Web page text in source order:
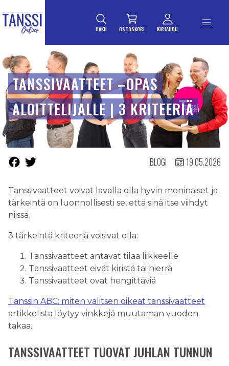
HAKU OSTOSKORI KIRJAUDU
TANSSIVAATTEET –OPAS
ALOITTELIJALLE | 3 KRITEERIÄ
BLOGI 19.05.2026
Tanssivaatteet voivat lavalla olla hyvin moninaiset ja
tärkeintä on luonnollisesti se, että sinä itse viihdyt
niissä.
3 tärkeintä kriteeriä voisivat olla:
Tanssivaatteet antavat tilaa liikkeelle
Tanssivaatteet eivät kiristä tai hierrä
Tanssivaatteet ovat hengittäviä
Tanssin ABC: miten valitsen oikeat tanssivaatteet
artikkelista löytyy vinkkejä muutaman vuoden
takaa.
TANSSIVAATTEET TUOVAT JUHLAN TUNNUN